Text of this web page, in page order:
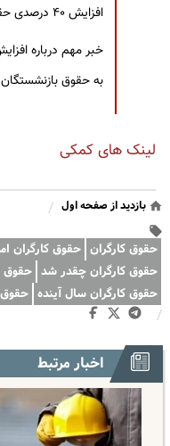
افزایش ۴۰ درصدی حقوق بازنشستگان
خبر مهم درباره
به حقوق
لینک های کمکی
بازدید از صفحه اول /
حقوق کارگران حقوق کارگران
حقوق کارگران چقدر شد حقوق
حقوق کارگران سال آینده حقوق
/
اخبار مرتبط